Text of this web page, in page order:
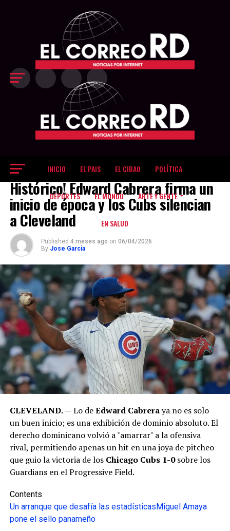
INICIO EL PAIS EL CIBAO POLÍTICA
DEPORTES EL MUNDO ARTE Y GENTE
EN SALUD
DEPORTES
Histórico! Edward Cabrera firma un
inicio de época y los Cubs silencian
a Cleveland
Published 4 meses ago on 06/04/2026
By Jose Garcia
CLEVELAND.— Lo deEdward Cabreraya no es solo
un buen inicio; es una exhibición de dominio absoluto. El
derecho dominicano volvió a "amarrar" a la ofensiva
rival, permitiendo apenas un hit en una joya de pitcheo
que guio la victoria de los Chicago Cubs 1-0sobre los
Guardians en el Progressive Field.
Contents
Un arranque que desafía las estadísticasMiguel Amaya
pone el sello panameño
Exit mobile version